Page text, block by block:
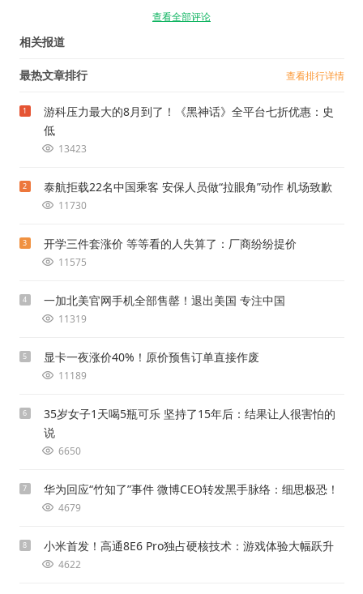
查看全部评论
相关报道
最热文章排行 查看排行详情
1
游科压力最大的8月到了！《黑神话》全平台七折优惠：史
低
13423
2 泰航拒载22名中国乘客 安保人员做“拉眼角”动作 机场致歉
11730
3 开学三件套涨价 等等看的人失算了：厂商纷纷提价
11575
4 一加北美官网手机全部售罄！退出美国 专注中国
11319
5 显卡一夜涨价40%！原价预售订单直接作废
11189
6
35岁女子1天喝5瓶可乐 坚持了15年后：结果让人很害怕的
说
6650
7 华为回应“竹知了”事件 微博CEO转发黑手脉络：细思极恐！
4679
8 小米首发！高通8E6 Pro独占硬核技术：游戏体验大幅跃升
4622